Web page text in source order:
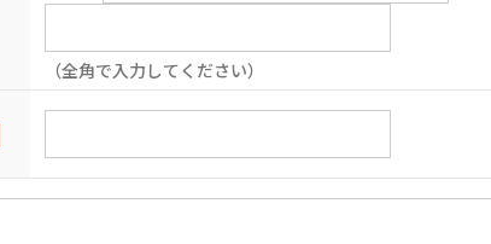
（全角で入力してください）